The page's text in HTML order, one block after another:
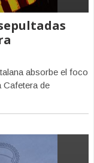
absorbe el foco
Cafetera de